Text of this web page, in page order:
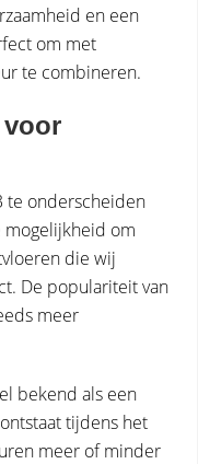
en een
om met
te combineren.
voor
te onderscheiden
mogelijkheid om
die wij
De populariteit van
meer
bekend als een
tijdens het
meer of minder